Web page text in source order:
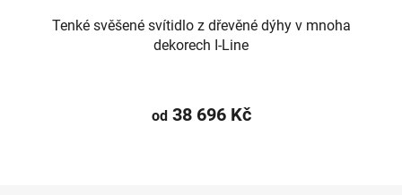
Tenké svěšené svítidlo z dřevěné dýhy v mnoha
dekorech I-Line
od38 696 Kč